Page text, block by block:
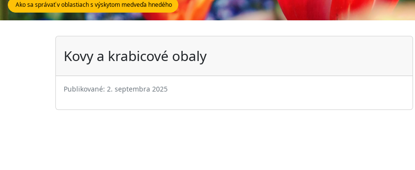
Ako sa správať v oblastiach s výskytom medveďa hnedého
Kovy a krabicové obaly
Publikované: 2. septembra 2025